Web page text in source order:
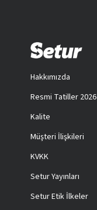
Hakkımızda
Resmi Tatiller 2026
Kalite
Müşteri İlişkileri
KVKK
Setur Yayınları
Setur Etik İlkeler